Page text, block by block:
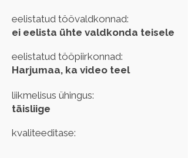
eelistatud töövaldkonnad:
ei eelista ühte valdkonda teisele
eelistatud tööpiirkonnad:
Harjumaa, ka video teel
liikmelisus ühingus:
täisliige
kvaliteeditase: